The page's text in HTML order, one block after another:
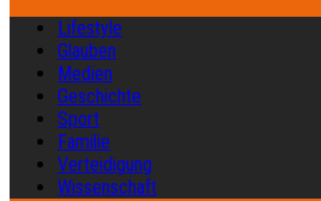
Lifestyle
Glauben
Medien
Geschichte
Sport
Familie
Verteidigung
Wissenschaft